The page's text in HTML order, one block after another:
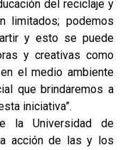
del reciclaje y
limitados; podemos
y esto se puede
y creativas como
el medio ambiente
que brindaremos a
iniciativa”.
la Universidad de
acción de las y los